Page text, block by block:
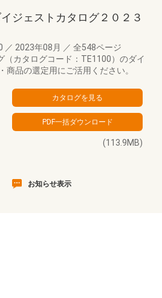
ジェストカタログ２０２３
／ 2023年08月 ／ 全548ページ
（カタログコード：TE1100）のダイ
商品の選定用にご活用ください。
(113.9MB)
お知らせ表示